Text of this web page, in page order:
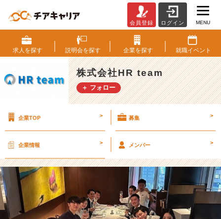
員
お
す
す
め
D
e
【株
社
H
R
会員登録 ログイン MENU
求人を探す 説明会を探す 企業を探す 就職イベント
株式会社HR team
＋ フォロー
企業TOP > 募集 >
企業情報 > メンバー >